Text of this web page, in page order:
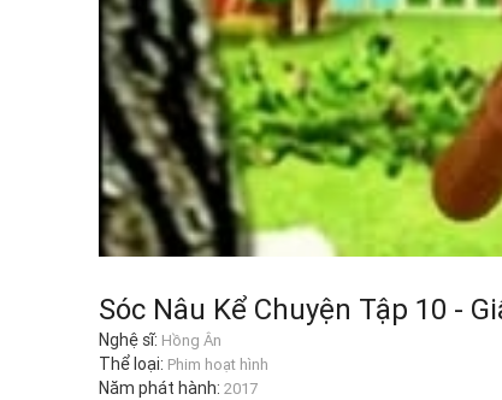
Sóc Nâu Kể Chuyện Tập 10 -
Nghệ sĩ: Hồng Ân
Thể loại: Phim hoạt hình
Năm phát hành: 2017